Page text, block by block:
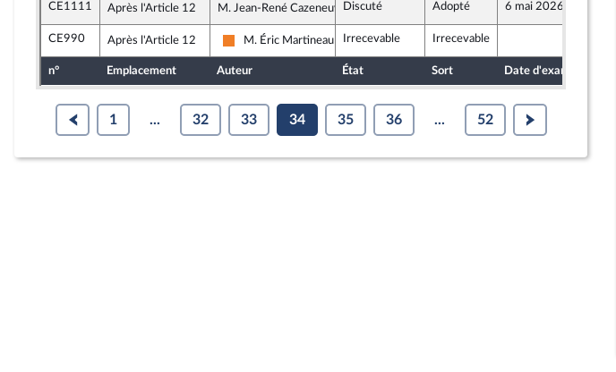
CE1111 Après l'Article 12 M. Jean-René Cazeneuve, rapporteur
Discuté Adopté 6 mai 2026
CE990 Après l'Article 12
Les Démocrates
M. Éric Martineau Irrecevable Irrecevable
n° Emplacement Auteur État Sort Date d'examen
1 ... 32 33 34 35 36 ... 52